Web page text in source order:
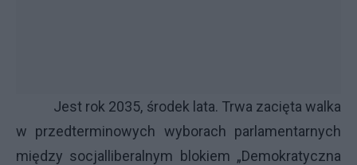
Jest rok 2035, środek lata. Trwa zacięta walka
w przedterminowych wyborach parlamentarnych
między socjalliberalnym blokiem „Demokratyczna